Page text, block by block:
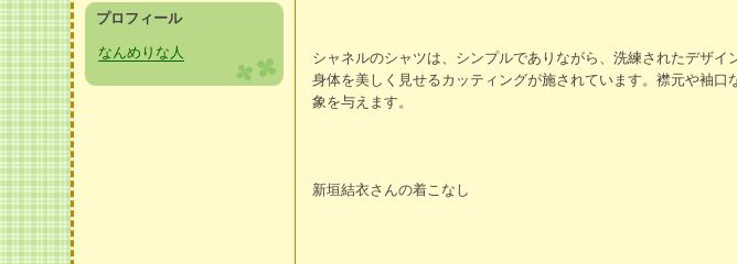
シャネルのシャツは、シンプルでありながら、洗練されたデザ
身体を美しく見せるカッティングが施されています。襟元や袖
象を与えます。
新垣結衣さんの着こなし
プロフィール
なんめりな人